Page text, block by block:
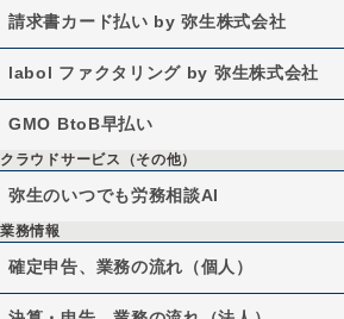
請求書カード払い by 弥生株式会社
labol ファクタリング by 弥生株式会社
GMO BtoB早払い
クラウドサービス（その他）
弥生のいつでも労務相談AI
業務情報
確定申告、業務の流れ（個人）